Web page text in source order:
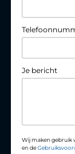
Je bericht
Wij maken gebruik
en de